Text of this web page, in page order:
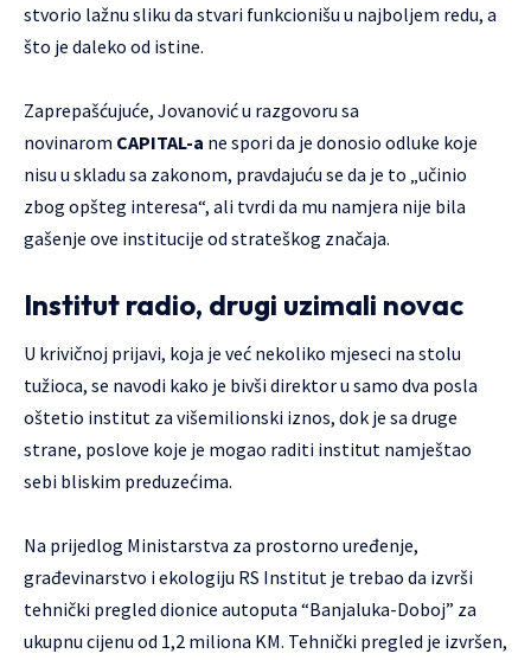
stvorio lažnu sliku da stvari funkcionišu u najboljem redu, a
što je daleko od istine.
Zaprepašćujuće, Jovanović u razgovoru sa
novinarom CAPITAL-a ne spori da je donosio odluke koje
nisu u skladu sa zakonom, pravdajuću se da je to „učinio
zbog opšteg interesa“, ali tvrdi da mu namjera nije bila
gašenje ove institucije od strateškog značaja.
Institut radio, drugi uzimali novac
U krivičnoj prijavi, koja je već nekoliko mjeseci na stolu
tužioca, se navodi kako je bivši direktor u samo dva posla
oštetio institut za višemilionski iznos, dok je sa druge
strane, poslove koje je mogao raditi institut namještao
sebi bliskim preduzećima.
Na prijedlog Ministarstva za prostorno uređenje,
građevinarstvo i ekologiju RS Institut je trebao da izvrši
tehnički pregled dionice autoputa “Banjaluka-Doboj” za
ukupnu cijenu od 1,2 miliona KM. Tehnički pregled je izvršen,